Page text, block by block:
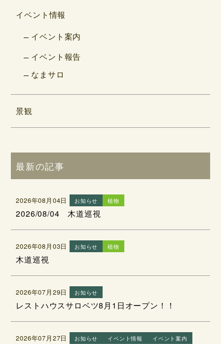
イベント情報
イベント案内
イベント報告
なまサロ
景観
最新の記事
2026年08月04日 お知らせ 植物
2026/08/04 木道巡視
2026年08月03日 お知らせ 植物
木道巡視
2026年07月29日 お知らせ
レストハウスサロベツ8月1日オープン！！
2026年07月27日 お知らせ イベント情報 イベント案内